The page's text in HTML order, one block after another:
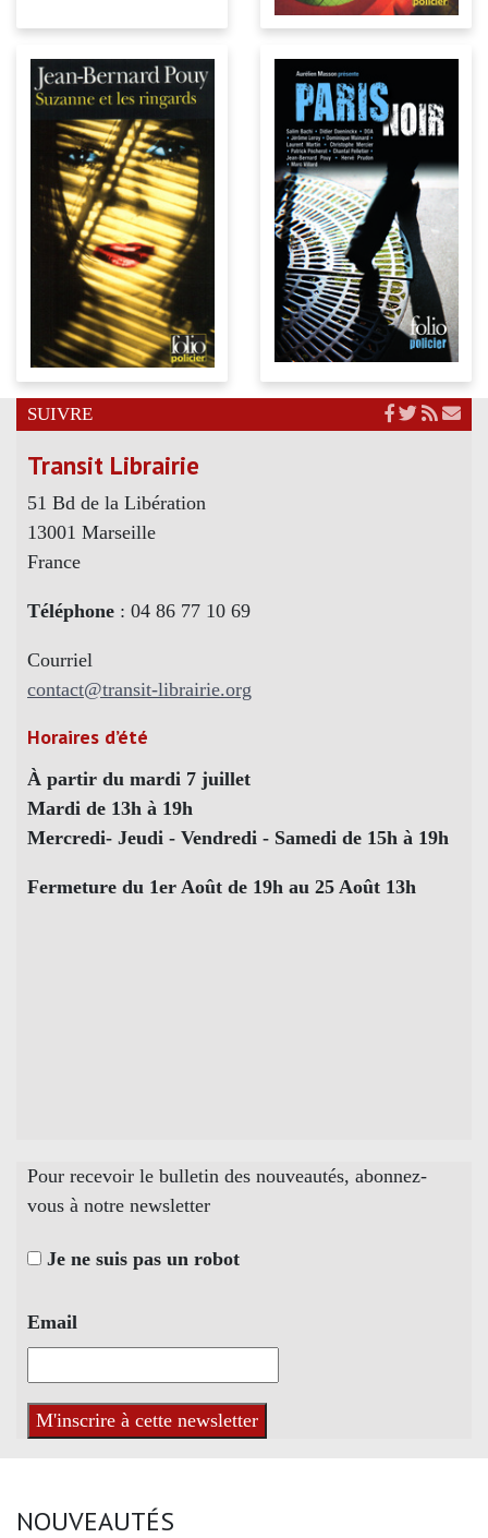
SUIVRE
Transit Librairie
51 Bd de la Libération
13001 Marseille
France
Téléphone : 04 86 77 10 69
Courriel
contact@transit-librairie.org
Horaires d’été
À partir du mardi 7 juillet
Mardi de 13h à 19h
Mercredi- Jeudi - Vendredi - Samedi de 15h à 19h
Fermeture du 1er Août de 19h au 25 Août 13h
Pour recevoir le bulletin des nouveautés, abonnez-
vous à notre newsletter
Je ne suis pas un robot
Email
NOUVEAUTÉS